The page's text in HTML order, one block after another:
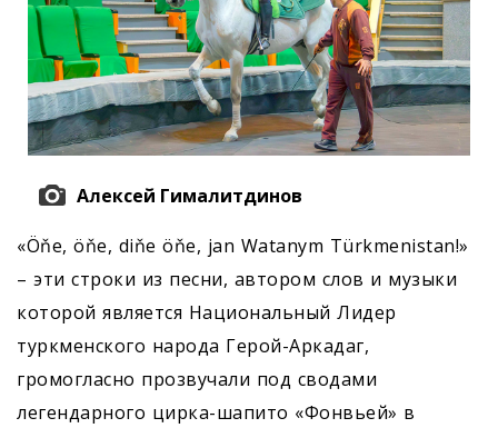
Алексей Гималитдинов
«Öňe, öňe, diňe öňe, jan Watanym Türkmenistan!»
– эти строки из песни, автором слов и музыки
которой является Национальный Лидер
туркменского народа Герой-Аркадаг,
громогласно прозвучали под сводами
легендарного цирка-шапито «Фонвьей» в